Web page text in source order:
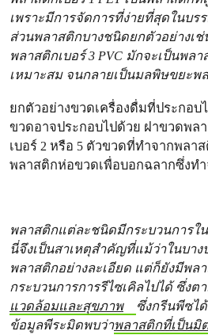
เพราะมีการจัดการที่ง่ายที่สุดในบ
ส่วนพลาสติกบางชนิดยกตัวอย่างเช่
พลาสติกเบอร์ 3 PVC มักจะเป็นพล
เหมาะสม จนกลายเป็นมลพิษขยะ
ยกตัวอย่างขวดเครื่องดื่มที่ประกอ
ขวดอาจประกอบไปด้วย ฝาขวดพล
เบอร์ 2 หรือ 5 ตัวขวดที่ทำจากพลา
พลาสติกห่อขวดเพื่อบอกฉลากซึ่งทำ
พลาสติกแต่ละชนิดมีกระบวนการใ
นี่จึงเป็นสาเหตุสำคัญที่แม้ว่าในบา
พลาสติกอย่างละเอียด แต่ก็ยังมีพล
กระบวนการการรีไซเคิลไปได้ ซึ่งต
แวดล้อมและสุขภาพ
ซึ่งกรีนพีซไ
ข้อมูลพีระมิดพบว่าพลาสติกที่เป็นมิ